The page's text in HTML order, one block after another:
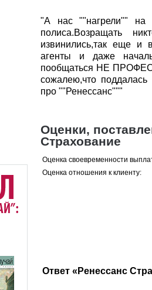
"А нас ""нагрели"" на
полиса.Возращать
извинились,так еще и
агенты и даже
пообщаться НЕ
сожалею,что
про ""Ренессанс"""
Оценки,
Страхование
Оценка своевременности
Оценка отношения к клиенту:
Ответ «Ренессанс